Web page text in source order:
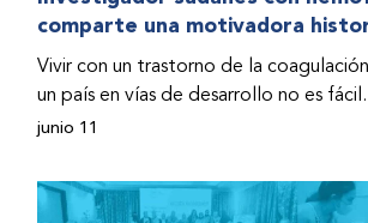
hospitalizado y terminó con daños
donado a través del Programa de
de la Federación Mundial de
Fendi encontró la esperanza de una
comparte una motivadora
Vivir con un trastorno de la
un país en vías de desarrollo no es
se multiplican drásticamente cuando el
Hashim, hombre sudanés con hemofilia
representaba más que retos
junio 11